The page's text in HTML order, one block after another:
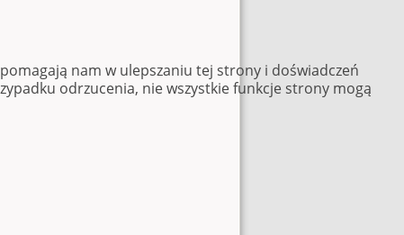
nam w ulepszaniu tej strony i doświadczeń
odrzucenia, nie wszystkie funkcje strony mogą